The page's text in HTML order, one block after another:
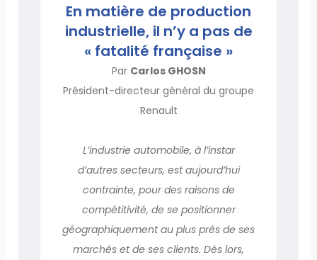
En matière de production
industrielle, il n’y a pas de
« fatalité française »
Par Carlos GHOSN
Président-directeur général du groupe
Renault
L’industrie automobile, à l’instar
d’autres secteurs, est aujourd’hui
contrainte, pour des raisons de
compétitivité, de se positionner
géographiquement au plus près de ses
marchés et de ses clients. Dès lors,